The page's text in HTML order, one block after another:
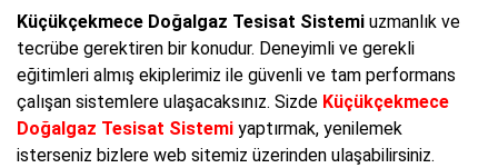
Küçükçekmece Doğalgaz Tesisat Sistemi uzmanlık ve
tecrübe gerektiren bir konudur. Deneyimli ve gerekli
eğitimleri almış ekiplerimiz ile güvenli ve tam performans
çalışan sistemlere ulaşacaksınız. Sizde Küçükçekmece
Doğalgaz Tesisat Sistemi yaptırmak, yenilemek
isterseniz bizlere web sitemiz üzerinden ulaşabilirsiniz.